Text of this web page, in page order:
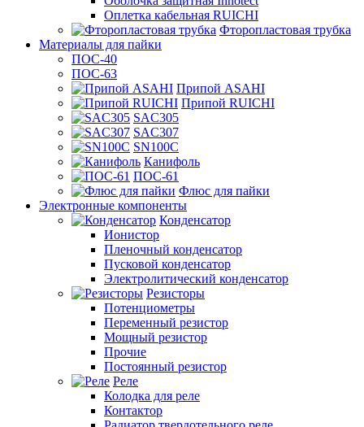
Оплетка кабельная RUICHI
Фторопластовая трубка
Материалы для пайки
ПОС-40
ПОС-63
Припой ASAHI
Припой RUICHI
SAC305
SAC307
SN100C
Канифоль
ПОС-61
Флюс для пайки
Электронные компоненты
Конденсатор
Ионистор
Пленочный конденсатор
Пусковой конденсатор
Электролитический конденсатор
Резисторы
Потенциометры
Переменный резистор
Мощный резистор
Прочие
Постоянный резистор
Реле
Колодка для реле
Контактор